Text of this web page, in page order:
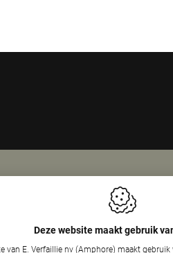
Nv (Amphore)
Openingsuren
Maandag
Dinsdag
Deze website maakt gebruik
van E. Verfaillie nv (Amphore) maakt